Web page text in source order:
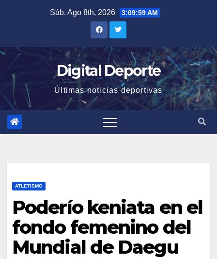
Sáb. Ago 8th, 2026 3:09:59 AM
Digital Deporte
Últimas noticias deportivas
ATLETISMO
Poderío keniata en el
fondo femenino del
Mundial de Daegu